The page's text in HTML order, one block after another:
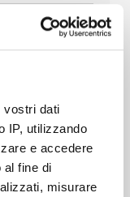
vostri dati
IP, utilizzando
e accedere
al fine di
misurare
Presepi,
a
le strade
animano di
del Salento.